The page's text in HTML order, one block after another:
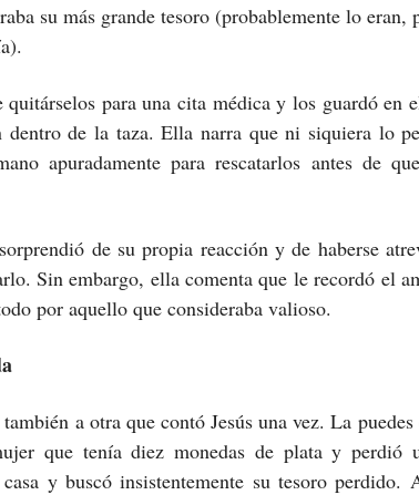
su más grande tesoro (probablemente lo eran,
quitárselos para una cita médica y los guardó
dentro de la taza. Ella narra que ni siquiera lo
apuradamente para rescatarlos antes de
de su propia reacción y de haberse
Sin embargo, ella comenta que le recordó el
por aquello que consideraba valioso.
a otra que contó Jesús una vez. La
que tenía diez monedas de plata y perdió
y buscó insistentemente su tesoro perdido.